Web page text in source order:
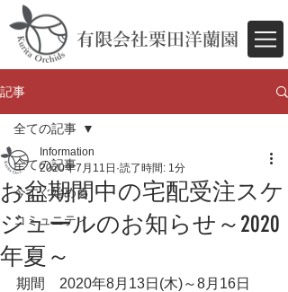
有限会社栗田洋蘭園
記事
全ての記事
今すぐ始める
コミュニティ
全ての記事
お盆期間中の宅配受注スケ
ジュールのお知らせ～2020
年夏～
Information
2020年7月11日 読了時間: 1分
期間　2020年8月13日(木)～8月16日